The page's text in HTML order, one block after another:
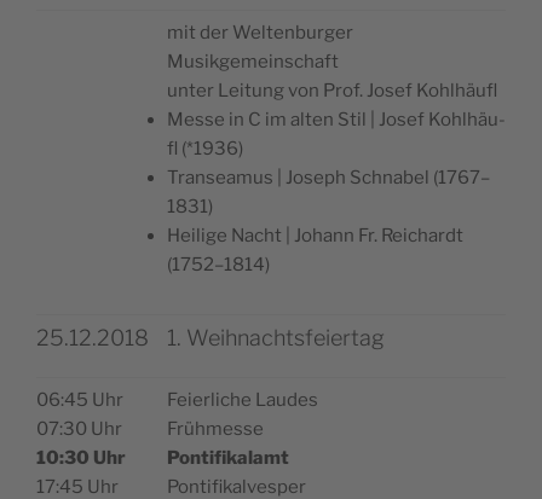
mit der Welt­en­bur­ger
Musikgemeinschaft
unter Lei­tung von Prof. Josef Kohlhäufl
Mes­se in C im alten Stil | Josef Kohlhäu­
fl (*1936)
Tran­sea­mus | Jose­ph Sch­na­bel (1767–
1831)
Hei­li­ge Nacht | Johann Fr. Rei­chardt
(1752–1814)
25.12.2018 1. Weihnachtsfeiertag
06:45 Uhr
07:30 Uhr
10:30 Uhr
17:45 Uhr
Feier­li­che Laudes
Frühmesse
Pon­ti­fi­ka­lamt
Pontifikalvesper